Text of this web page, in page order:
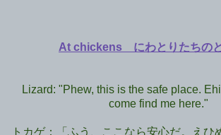
At chickens にわとりたちの
Lizard: "Phew, this is the safe place.
come find me here."
トカゲ：「ふう、ここなら安心だ。えひ